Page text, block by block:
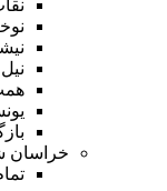
خراسان